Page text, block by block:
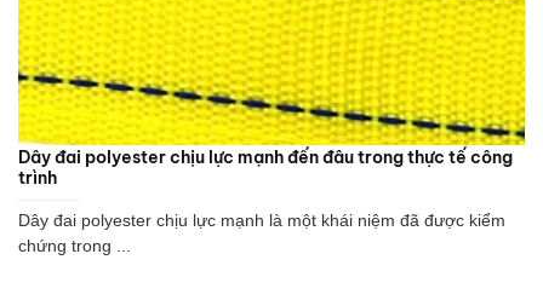
Dây đai polyester chịu lực mạnh đến đâu trong thực tế công
trình
Dây đai polyester chịu lực mạnh là một khái niệm đã được kiểm
chứng trong ...